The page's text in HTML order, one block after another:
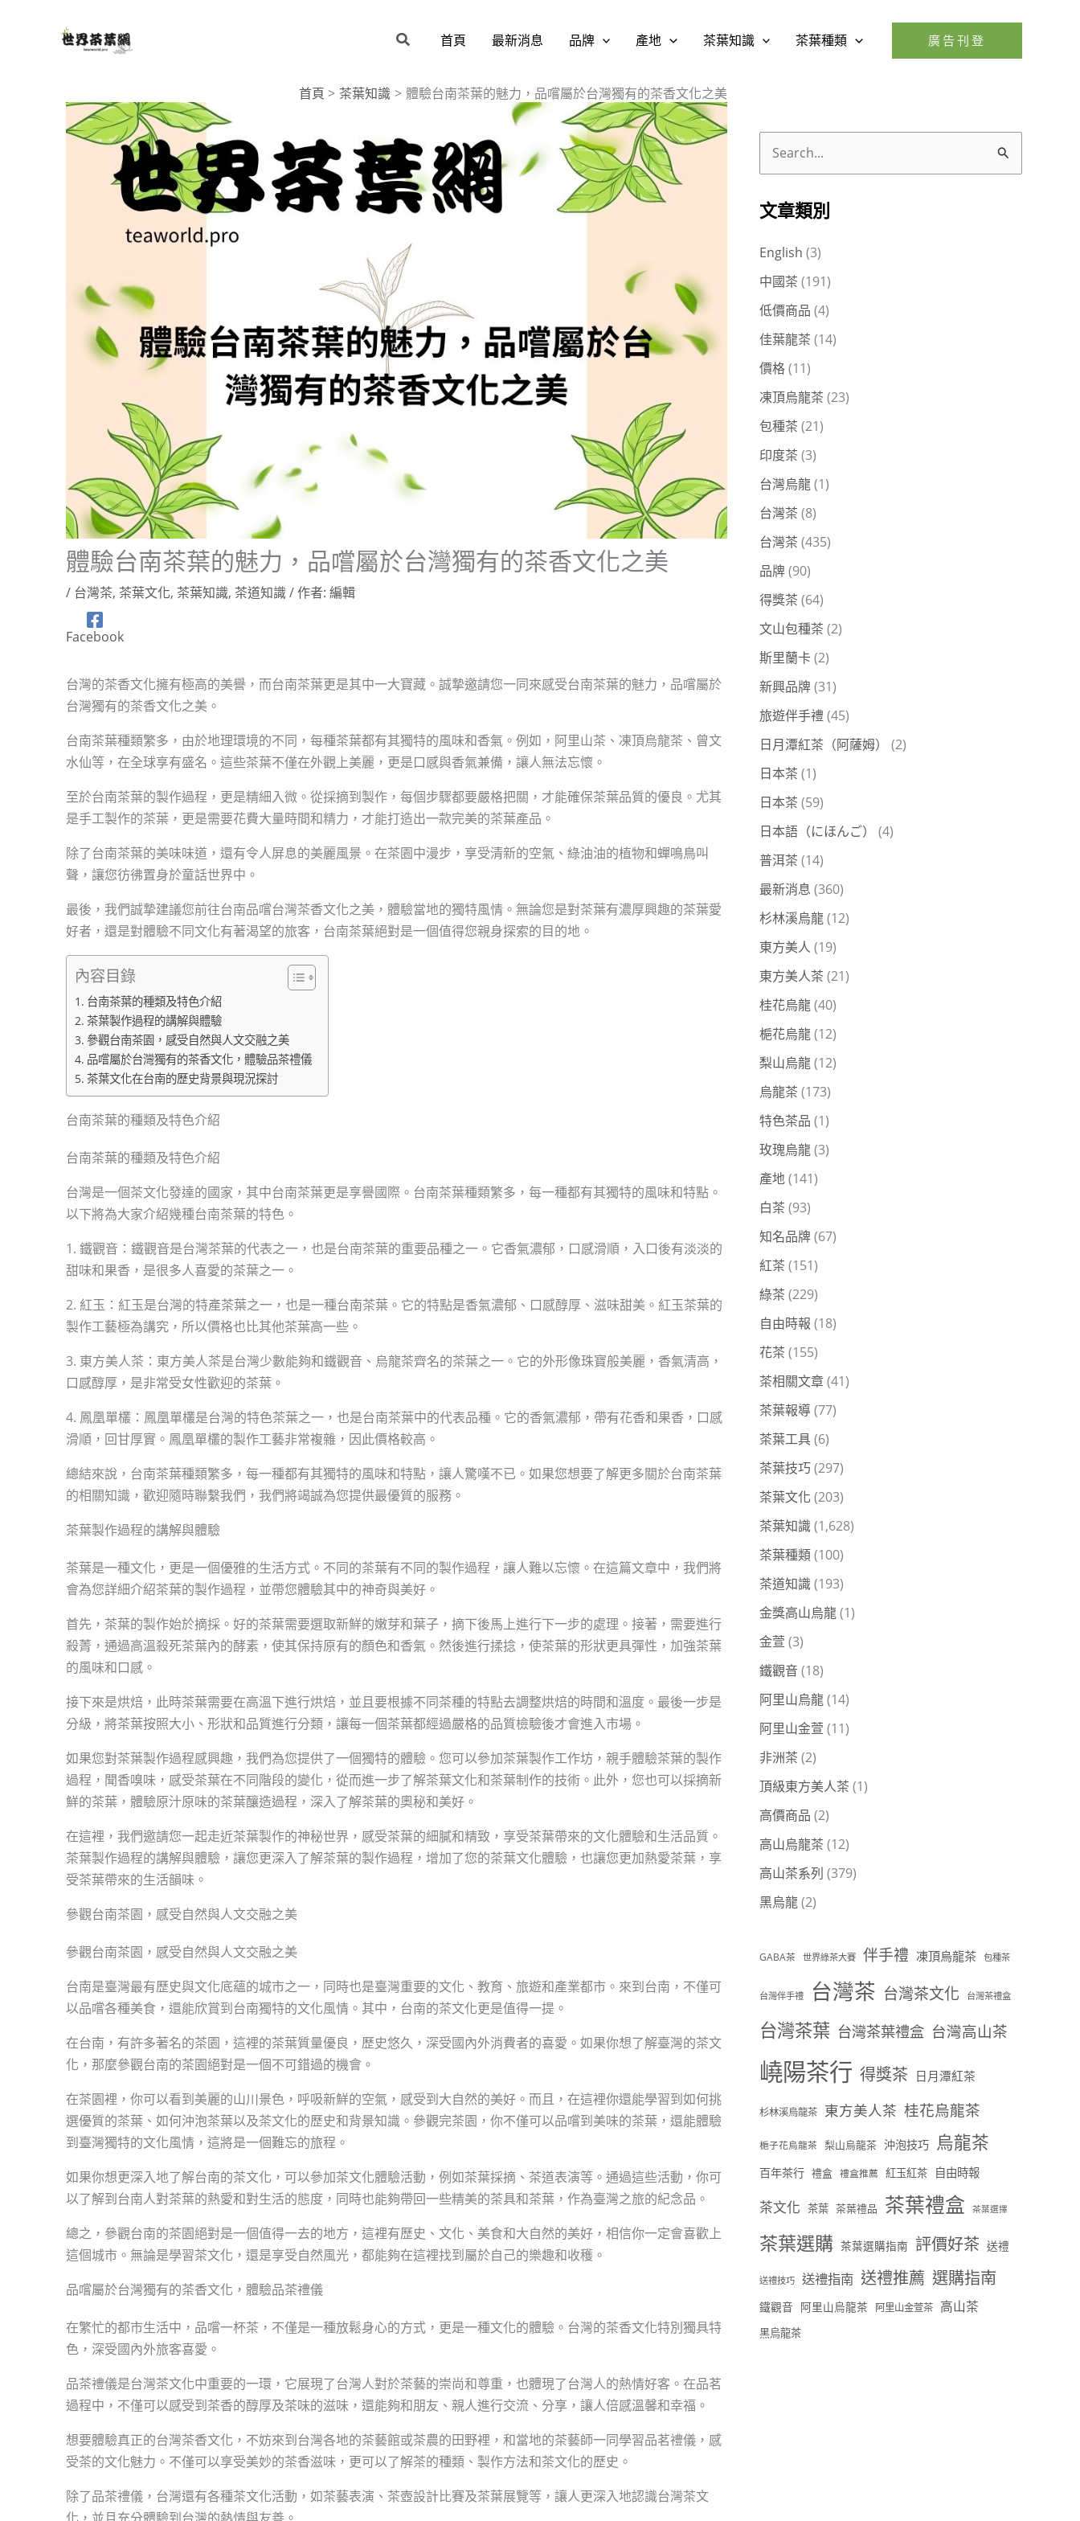
搜
首頁 最新消息 品牌 產地 茶葉知識 茶葉種類 廣告刊登
首頁 茶葉知識 體驗台南茶葉的魅力，品嚐屬於台灣獨有的茶香文化之美
體驗台南茶葉的魅力，品嚐屬於台灣獨有的茶香文化之美
/ 台灣茶, 茶葉文化, 茶葉知識, 茶道知識/ 作者: 編輯
Facebook
台灣的茶香文化擁有極高的美譽，而台南茶葉更是其中一大寶藏。誠摯邀請您一同來感受台南茶葉的魅力，品嚐屬於
台灣獨有的茶香文化之美。
台南茶葉種類繁多，由於地理環境的不同，每種茶葉都有其獨特的風味和香氣。例如，阿里山茶、凍頂烏龍茶、曾文
水仙等，在全球享有盛名。這些茶葉不僅在外觀上美麗，更是口感與香氣兼備，讓人無法忘懷。
至於台南茶葉的製作過程，更是精細入微。從採摘到製作，每個步驟都要嚴格把關，才能確保茶葉品質的優良。尤其
是手工製作的茶葉，更是需要花費大量時間和精力，才能打造出一款完美的茶葉產品。
除了台南茶葉的美味味道，還有令人屏息的美麗風景。在茶園中漫步，享受清新的空氣、綠油油的植物和蟬鳴鳥叫
聲，讓您彷彿置身於童話世界中。
最後，我們誠摯建議您前往台南品嚐台灣茶香文化之美，體驗當地的獨特風情。無論您是對茶葉有濃厚興趣的茶葉愛
好者，還是對體驗不同文化有著渴望的旅客，台南茶葉絕對是一個值得您親身探索的目的地。
內容目錄
台南茶葉的種類及特色介紹
茶葉製作過程的講解與體驗
參觀台南茶園，感受自然與人文交融之美
品嚐屬於台灣獨有的茶香文化，體驗品茶禮儀
茶葉文化在台南的歷史背景與現況探討
台南茶葉的種類及特色介紹
台南茶葉的種類及特色介紹
台灣是一個茶文化發達的國家，其中台南茶葉更是享譽國際。台南茶葉種類繁多，每一種都有其獨特的風味和特點。
以下將為大家介紹幾種台南茶葉的特色。
1. 鐵觀音：鐵觀音是台灣茶葉的代表之一，也是台南茶葉的重要品種之一。它香氣濃郁，口感滑順，入口後有淡淡的
甜味和果香，是很多人喜愛的茶葉之一。
2. 紅玉：紅玉是台灣的特產茶葉之一，也是一種台南茶葉。它的特點是香氣濃郁、口感醇厚、滋味甜美。紅玉茶葉的
製作工藝極為講究，所以價格也比其他茶葉高一些。
3. 東方美人茶：東方美人茶是台灣少數能夠和鐵觀音、烏龍茶齊名的茶葉之一。它的外形像珠寶般美麗，香氣清高，
口感醇厚，是非常受女性歡迎的茶葉。
4. 鳳凰單欉：鳳凰單欉是台灣的特色茶葉之一，也是台南茶葉中的代表品種。它的香氣濃郁，帶有花香和果香，口感
滑順，回甘厚實。鳳凰單欉的製作工藝非常複雜，因此價格較高。
總結來說，台南茶葉種類繁多，每一種都有其獨特的風味和特點，讓人驚嘆不已。如果您想要了解更多關於台南茶葉
的相關知識，歡迎隨時聯繫我們，我們將竭誠為您提供最優質的服務。
茶葉製作過程的講解與體驗
茶葉是一種文化，更是一個優雅的生活方式。不同的茶葉有不同的製作過程，讓人難以忘懷。在這篇文章中，我們將
會為您詳細介紹茶葉的製作過程，並帶您體驗其中的神奇與美好。
首先，茶葉的製作始於摘採。好的茶葉需要選取新鮮的嫩芽和葉子，摘下後馬上進行下一步的處理。接著，需要進行
殺菁，通過高溫殺死茶葉內的酵素，使其保持原有的顏色和香氣。然後進行揉捻，使茶葉的形狀更具彈性，加強茶葉
的風味和口感。
接下來是烘焙，此時茶葉需要在高溫下進行烘焙，並且要根據不同茶種的特點去調整烘焙的時間和溫度。最後一步是
分級，將茶葉按照大小、形狀和品質進行分類，讓每一個茶葉都經過嚴格的品質檢驗後才會進入市場。
如果您對茶葉製作過程感興趣，我們為您提供了一個獨特的體驗。您可以參加茶葉製作工作坊，親手體驗茶葉的製作
過程，聞香嗅味，感受茶葉在不同階段的變化，從而進一步了解茶葉文化和茶葉制作的技術。此外，您也可以採摘新
鮮的茶葉，體驗原汁原味的茶葉釀造過程，深入了解茶葉的奧秘和美好。
在這裡，我們邀請您一起走近茶葉製作的神秘世界，感受茶葉的細膩和精致，享受茶葉帶來的文化體驗和生活品質。
茶葉製作過程的講解與體驗，讓您更深入了解茶葉的製作過程，增加了您的茶葉文化體驗，也讓您更加熱愛茶葉，享
受茶葉帶來的生活韻味。
參觀台南茶園，感受自然與人文交融之美
參觀台南茶園，感受自然與人文交融之美
台南是臺灣最有歷史與文化底蘊的城市之一，同時也是臺灣重要的文化、教育、旅遊和產業都市。來到台南，不僅可
以品嚐各種美食，還能欣賞到台南獨特的文化風情。其中，台南的茶文化更是值得一提。
在台南，有許多著名的茶園，這裡的茶葉質量優良，歷史悠久，深受國內外消費者的喜愛。如果你想了解臺灣的茶文
化，那麼參觀台南的茶園絕對是一個不可錯過的機會。
在茶園裡，你可以看到美麗的山川景色，呼吸新鮮的空氣，感受到大自然的美好。而且，在這裡你還能學習到如何挑
選優質的茶葉、如何沖泡茶葉以及茶文化的歷史和背景知識。參觀完茶園，你不僅可以品嚐到美味的茶葉，還能體驗
到臺灣獨特的文化風情，這將是一個難忘的旅程。
如果你想更深入地了解台南的茶文化，可以參加茶文化體驗活動，例如茶葉採摘、茶道表演等。通過這些活動，你可
以了解到台南人對茶葉的熱愛和對生活的態度，同時也能夠帶回一些精美的茶具和茶葉，作為臺灣之旅的紀念品。
總之，參觀台南的茶園絕對是一個值得一去的地方，這裡有歷史、文化、美食和大自然的美好，相信你一定會喜歡上
這個城市。無論是學習茶文化，還是享受自然風光，都能夠在這裡找到屬於自己的樂趣和收穫。
品嚐屬於台灣獨有的茶香文化，體驗品茶禮儀
在繁忙的都市生活中，品嚐一杯茶，不僅是一種放鬆身心的方式，更是一種文化的體驗。台灣的茶香文化特別獨具特
色，深受國內外旅客喜愛。
品茶禮儀是台灣茶文化中重要的一環，它展現了台灣人對於茶藝的崇尚和尊重，也體現了台灣人的熱情好客。在品茗
過程中，不僅可以感受到茶香的醇厚及茶味的滋味，還能夠和朋友、親人進行交流、分享，讓人倍感溫馨和幸福。
想要體驗真正的台灣茶香文化，不妨來到台灣各地的茶藝館或茶農的田野裡，和當地的茶藝師一同學習品茗禮儀，感
受茶的文化魅力。不僅可以享受美妙的茶香滋味，更可以了解茶的種類、製作方法和茶文化的歷史。
除了品茶禮儀，台灣還有各種茶文化活動，如茶藝表演、茶壺設計比賽及茶葉展覽等，讓人更深入地認識台灣茶文
關
字
:
文章類別
English (3)
中國茶 (191)
低價商品 (4)
佳葉龍茶 (14)
價格(11)
凍頂烏龍茶 (23)
包種茶 (21)
印度茶 (3)
台灣烏龍(1)
台灣茶 (8)
台灣茶 (435)
品牌(90)
得獎茶 (64)
文山包種茶 (2)
斯里蘭卡(2)
新興品牌(31)
旅遊伴手禮(45)
日月潭紅茶（阿薩姆）
(2)
日本茶 (1)
日本茶 (59)
日本語（にほんご）
(4)
普洱茶 (14)
最新消息 (360)
杉林溪烏龍(12)
東方美人 (19)
東方美人茶 (21)
桂花烏龍(40)
梔花烏龍(12)
梨山烏龍(12)
烏龍茶 (173)
特色茶品 (1)
玫瑰烏龍(3)
產地(141)
白茶 (93)
知名品牌(67)
紅茶 (151)
綠茶 (229)
自由時報 (18)
花茶 (155)
茶相關文章(41)
茶葉報導(77)
茶葉工具(6)
茶葉技巧(297)
茶葉文化 (203)
茶葉知識(1,628)
茶葉種類(100)
茶道知識(193)
金獎高山烏龍(1)
金萱 (3)
鐵觀音 (18)
阿里山烏龍(14)
阿里山金萱 (11)
非洲茶 (2)
頂級東方美人茶 (1)
高價商品 (2)
高山烏龍茶 (12)
高山茶系列 (379)
黑烏龍(2)
GABA茶 世界綠茶大賽 伴手禮 凍頂烏龍茶 包種茶
台灣伴手禮 台灣茶 台灣茶文化 台灣茶禮盒
台灣茶葉 台灣茶葉禮盒 台灣高山茶
嶢陽茶行 得獎茶 日月潭紅茶
杉林溪烏龍茶 東方美人茶 桂花烏龍茶
梔子花烏龍茶 梨山烏龍茶 沖泡技巧 烏龍茶
百年茶行 禮盒 禮盒推薦 紅玉紅茶 自由時報
茶文化 茶葉 茶葉禮品 茶葉禮盒 茶葉選擇
茶葉選購 茶葉選購指南 評價好茶 送禮
送禮技巧 送禮指南 送禮推薦 選購指南
鐵觀音 阿里山烏龍茶 阿里山金萱茶 高山茶
黑烏龍茶